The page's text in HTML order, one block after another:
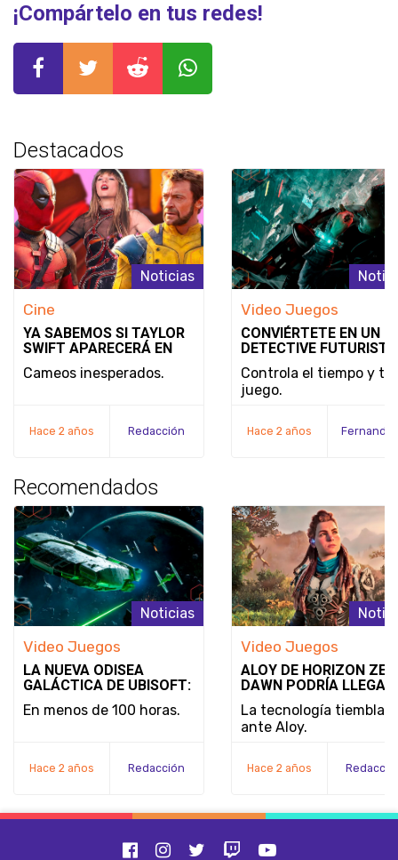
¡Compártelo en tus redes!
Destacados
Noticias
Cine
YA SABEMOS SI TAYLOR
SWIFT APARECERÁ EN
DEADPOOL & WOLVERINE
Cameos inesperados.
Hace 2 años Redacción
Video Juegos
CONVIÉRTETE EN UN
DETECTIVE
SE REVELA EL MODO
JUEGO Y LA FECHA DE
LANZAMIENTO DE
Controla el tiempo y tu
juego.
Hace 2 años
Recomendados
Noticias
Video Juegos
LA NUEVA ODISEA
GALÁCTICA DE UBISOFT:
STAR WARS OUTLAWS
En menos de 100 horas.
Hace 2 años Redacción
Video Juegos
ALOY DE HORIZON
DAWN PODRÍA LLEGAR
SUPER SMASH BROS.:
¿REALIDAD O SIMPLE
DESEO?
La tecnología tiembla
ante Aloy.
Hace 2 años